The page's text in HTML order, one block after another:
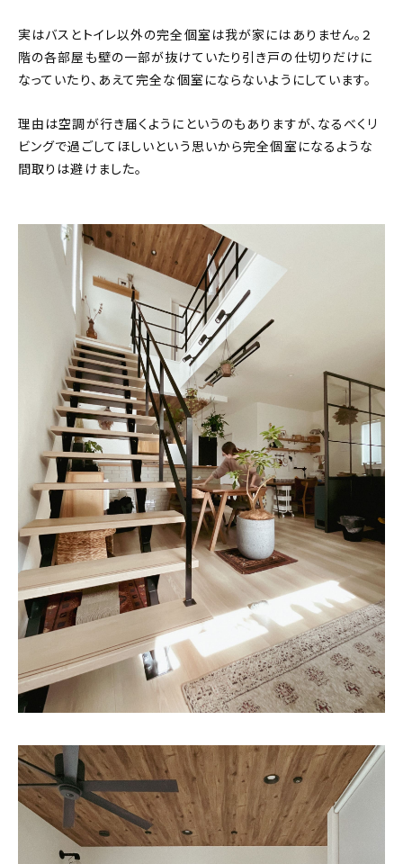
実はバスとトイレ以外の完全個室は我が家にはありません。２
階の各部屋も壁の一部が抜けていたり引き戸の仕切りだけに
なっていたり、あえて完全な個室にならないようにしています。
理由は空調が行き届くようにというのもありますが、なるべくリ
ビングで過ごしてほしいという思いから完全個室になるような
間取りは避けました。